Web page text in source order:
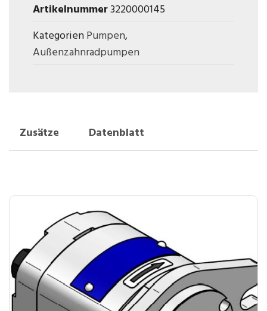
Artikelnummer3220000145
KategorienPumpen,
Außenzahnradpumpen
Zusätze Datenblatt